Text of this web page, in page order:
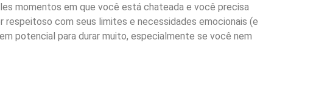
momentos em que você está chateada e você precisa
respeitoso com seus limites e necessidades emocionais (e
potencial para durar muito, especialmente se você nem